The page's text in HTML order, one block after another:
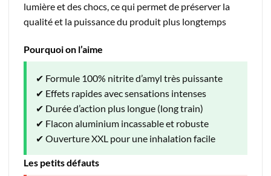
lumière et des chocs, ce qui permet de préserver la
qualité et la puissance du produit plus longtemps
Pourquoi on l’aime
✔ Formule 100% nitrite d’amyl très puissante
✔ Effets rapides avec sensations intenses
✔ Durée d’action plus longue (long train)
✔ Flacon aluminium incassable et robuste
✔ Ouverture XXL pour une inhalation facile
Les petits défauts